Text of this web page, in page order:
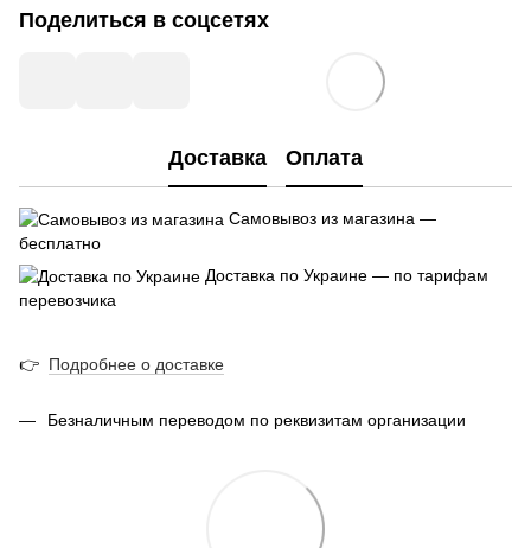
Поделиться в соцсетях
Доставка Оплата
Самовывоз из магазина —
бесплатно
Доставка по Украине — по тарифам
перевозчика
👉 Подробнее о доставке
Безналичным переводом по реквизитам организации